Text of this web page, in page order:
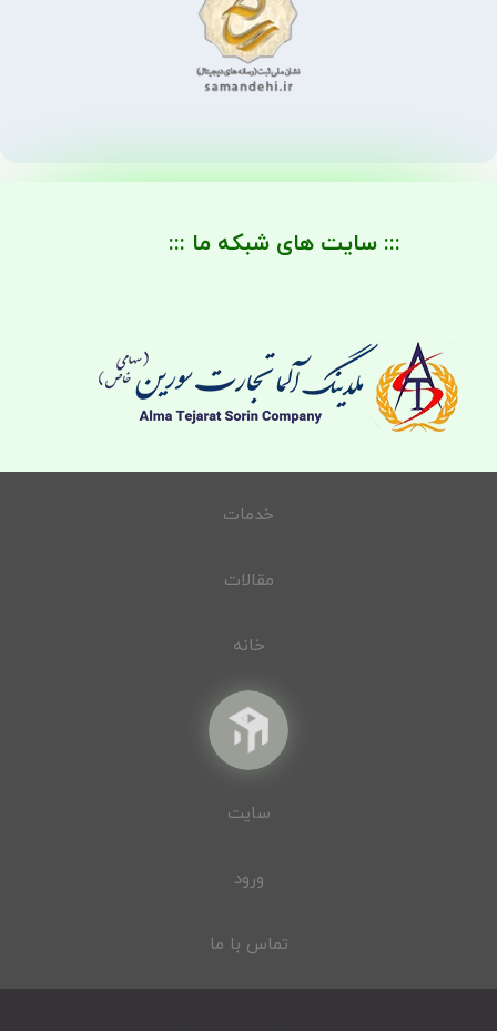
::: سایت های شبکه ما :::
خدمات
مقالات
خانه
سایت
ورود
تماس با ما